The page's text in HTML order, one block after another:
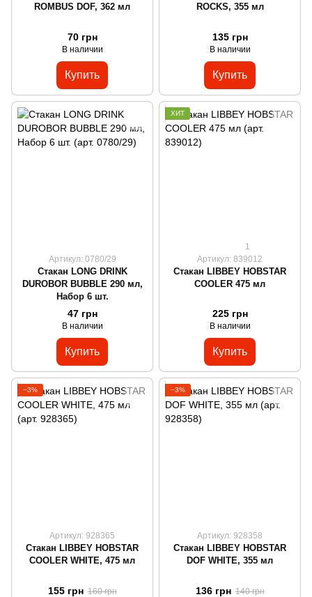
ROMBUS DOF, 362 мл
70 грн
В наличии
Купить
ROCKS, 355 мл
135 грн
В наличии
Купить
Артикул: 0780/29
Стакан LONG DRINK
DUROBOR BUBBLE 290 мл,
Набор 6 шт.
47 грн
В наличии
Купить
ХИТ
1
Артикул: 839012
Стакан LIBBEY HOBSTAR
COOLER 475 мл
225 грн
В наличии
Купить
−3%
Артикул: 928365
Стакан LIBBEY HOBSTAR
COOLER WHITE, 475 мл
155 грн 160 грн
−3%
Артикул: 928358
Стакан LIBBEY HOBSTAR
DOF WHITE, 355 мл
136 грн 140 грн